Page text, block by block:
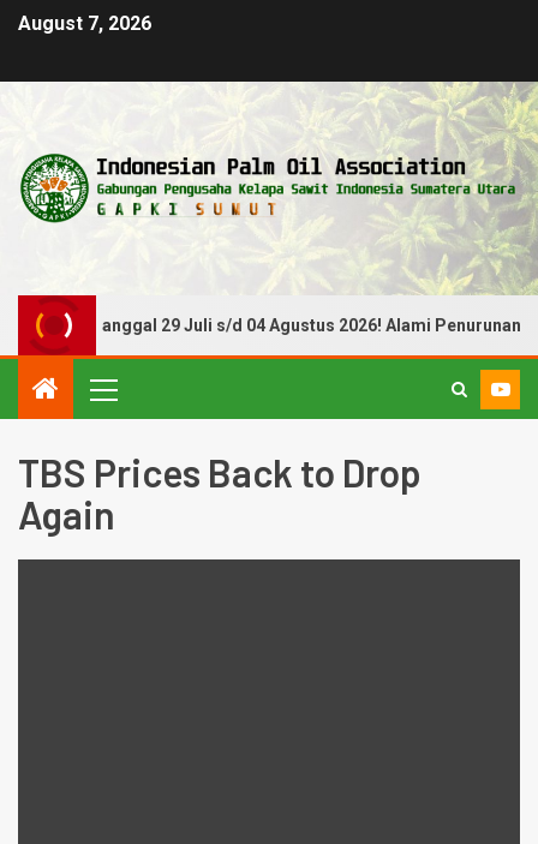
August 7, 2026
Periode Tanggal 29 Juli s/d 04 Agustus 2026! Alami Penurunan
TBS Prices Back to Drop
Again